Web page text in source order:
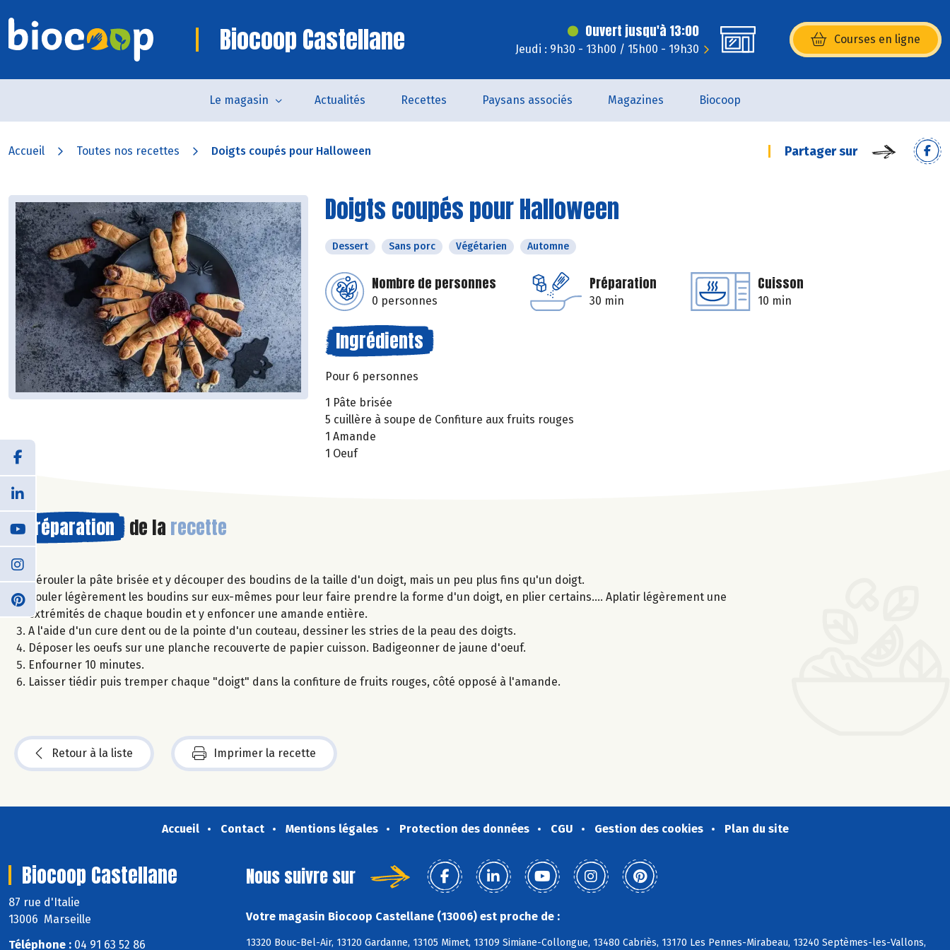
Biocoop Castellane Ouvert jusqu'à 13:00
Jeudi : 9h30 - 13h00 / 15h00 - 19h30
Courses en ligne
(s’ouvre dans une nouvelle
Le magasin Actualités Recettes Paysans associés Magazines Biocoop
Accueil Toutes nos recettes Doigts coupés pour Halloween Partager sur
Doigts coupés pour Halloween
Dessert Sans porc Végétarien Automne
Nombre de personnes
0 personnes
Préparation
30 min
Cuisson
10 min
Ingrédients
Pour 6 personnes
1 Pâte brisée
5 cuillère à soupe de Confiture aux fruits rouges
1 Amande
1 Oeuf
Préparation de la recette
Dérouler la pâte brisée et y découper des boudins de la taille d'un doigt, mais un peu plus fins qu'un doigt.
Rouler légèrement les boudins sur eux-mêmes pour leur faire prendre la forme d'un doigt, en plier certains.... Aplatir légèrement une
extrémités de chaque boudin et y enfoncer une amande entière.
A l'aide d'un cure dent ou de la pointe d'un couteau, dessiner les stries de la peau des doigts.
Déposer les oeufs sur une planche recouverte de papier cuisson. Badigeonner de jaune d'oeuf.
Enfourner 10 minutes.
Laisser tiédir puis tremper chaque "doigt" dans la confiture de fruits rouges, côté opposé à l'amande.
Retour à la liste Imprimer la recette
Accueil Contact Mentions légales Protection des données CGU Gestion des cookies Plan du site
Biocoop Castellane
87 rue d'Italie
13006 Marseille
Téléphone : 04 91 63 52 86
Nous suivre sur
Votre magasin Biocoop Castellane (13006) est proche de :
13320 Bouc-Bel-Air, 13120 Gardanne, 13105 Mimet, 13109 Simiane-Collongue, 13480 Cabriès, 13170 Les Pennes-Mirabeau, 13240 Septèmes-les-Vallons,